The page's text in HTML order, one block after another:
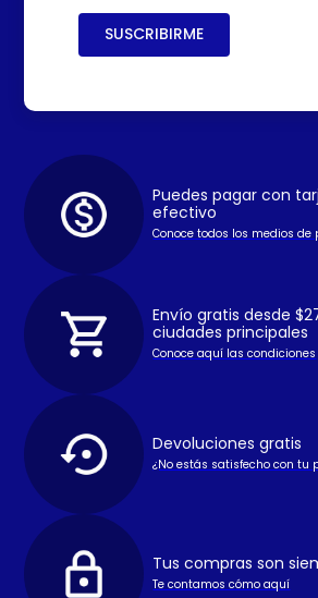
SUSCRIBIRME
Puedes pagar con
efectivo
Conoce todos los medios de
Envío gratis desde
ciudades principales
Conoce aquí las condiciones
Devoluciones gratis
¿No estás satisfecho con tu
Tus compras son
Te contamos cómo aquí